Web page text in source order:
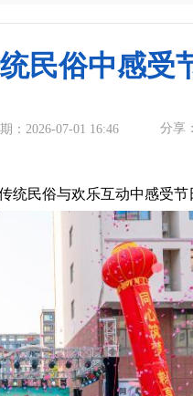
民俗中感受
：2026-07-01 16:46 分享：
民俗与欢乐互动中感受节